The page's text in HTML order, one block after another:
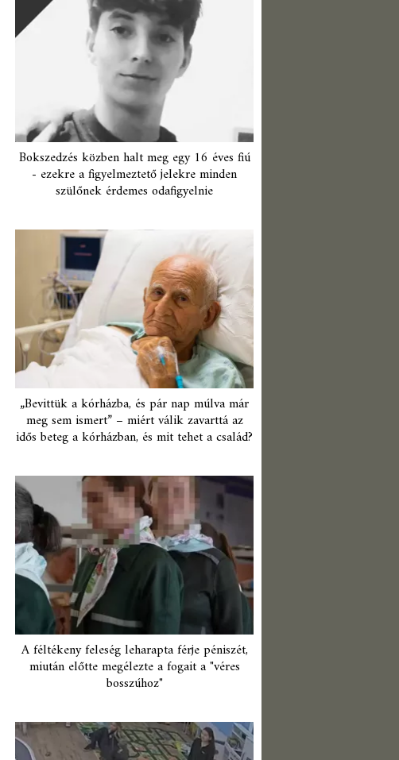
Bokszedzés közben halt meg egy 16 éves fiú
- ezekre a figyelmeztető jelekre minden
szülőnek érdemes odafigyelnie
„Bevittük a kórházba, és pár nap múlva már
meg sem ismert” – miért válik zavarttá az
idős beteg a kórházban, és mit tehet a család?
A féltékeny feleség leharapta férje péniszét,
miután előtte megélezte a fogait a "véres
bosszúhoz"